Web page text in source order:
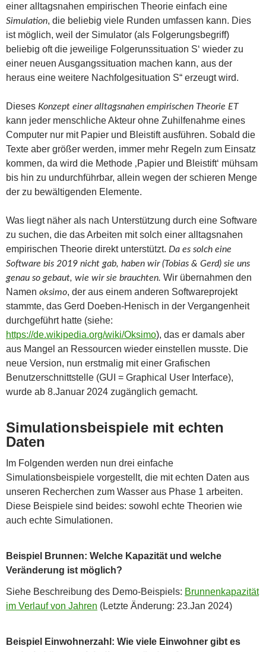
einer alltagsnahen empirischen Theorie einfach eine
Simulation, die beliebig viele Runden umfassen kann. Dies
ist möglich, weil der Simulator (als Folgerungsbegriff)
beliebig oft die jeweilige Folgerunssituation S‘ wieder zu
einer neuen Ausgangssituation machen kann, aus der
heraus eine weitere Nachfolgesituation S“ erzeugt wird.
Dieses Konzept einer alltagsnahen empirischen Theorie ET
kann jeder menschliche Akteur ohne Zuhilfenahme eines
Computer nur mit Papier und Bleistift ausführen. Sobald die
Texte aber größer werden, immer mehr Regeln zum Einsatz
kommen, da wird die Methode ‚Papier und Bleistift‘ mühsam
bis hin zu undurchführbar, allein wegen der schieren Menge
der zu bewältigenden Elemente.
Was liegt näher als nach Unterstützung durch eine Software
zu suchen, die das Arbeiten mit solch einer alltagsnahen
empirischen Theorie direkt unterstützt. Da es solch eine
Software bis 2019 nicht gab, haben wir (Tobias & Gerd) sie uns
genau so gebaut, wie wir sie brauchten. Wir übernahmen den
Namen oksimo, der aus einem anderen Softwareprojekt
stammte, das Gerd Doeben-Henisch in der Vergangenheit
durchgeführt hatte (siehe:
https://de.wikipedia.org/wiki/Oksimo), das er damals aber
aus Mangel an Ressourcen wieder einstellen musste. Die
neue Version, nun erstmalig mit einer Grafischen
Benutzerschnittstelle (GUI = Graphical User Interface),
wurde ab 8.Januar 2024 zugänglich gemacht.
Simulationsbeispiele mit echten
Daten
Im Folgenden werden nun drei einfache
Simulationsbeispiele vorgestellt, die mit echten Daten aus
unseren Recherchen zum Wasser aus Phase 1 arbeiten.
Diese Beispiele sind beides: sowohl echte Theorien wie
auch echte Simulationen.
Beispiel Brunnen: Welche Kapazität und welche
Veränderung ist möglich?
Siehe Beschreibung des Demo-Beispiels: Brunnenkapazität
im Verlauf von Jahren (Letzte Änderung: 23.Jan 2024)
Beispiel Einwohnerzahl: Wie viele Einwohner gibt es